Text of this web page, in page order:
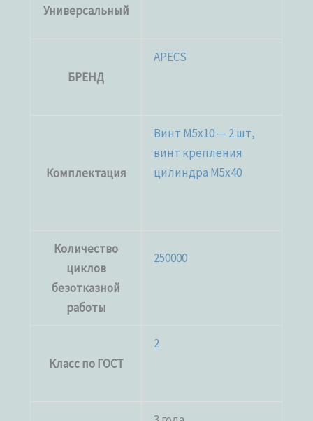
Универсальный
БРЕНД
APECS
Комплектация
Винт M5x10 — 2 шт,
винт крепления
цилиндра M5x40
Количество
циклов
безотказной
работы
250000
Класс по ГОСТ
2